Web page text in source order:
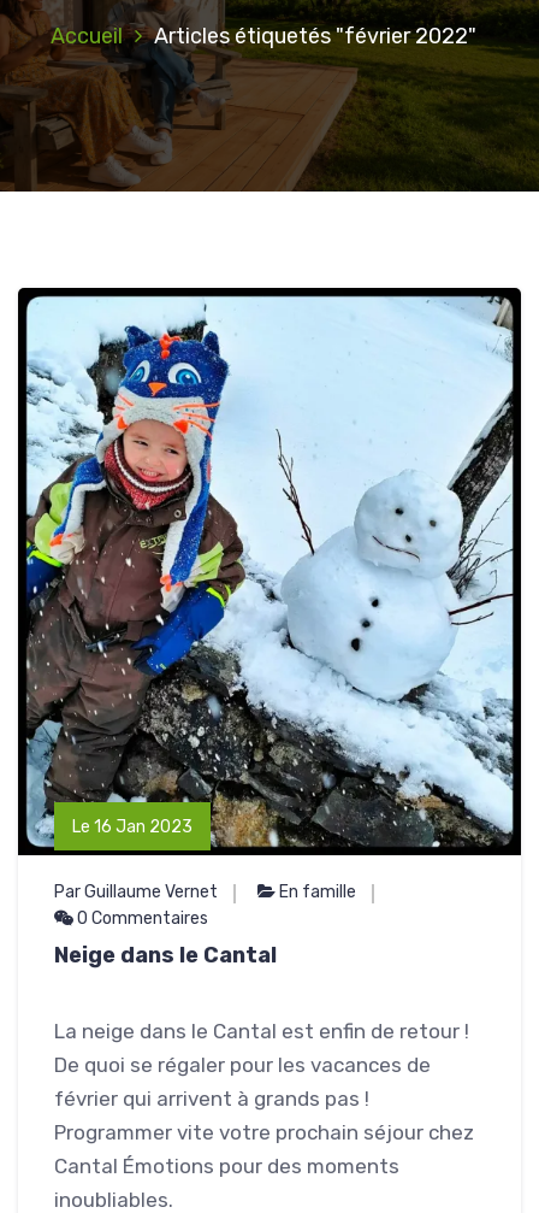
Accueil Articles étiquetés "février 2022"
Le 16 Jan 2023
Par Guillaume Vernet
En famille
0 Commentaires
Neige dans le Cantal
La neige dans le Cantal est enfin de retour !
De quoi se régaler pour les vacances de
février qui arrivent à grands pas !
Programmer vite votre prochain séjour chez
Cantal Émotions pour des moments
inoubliables.